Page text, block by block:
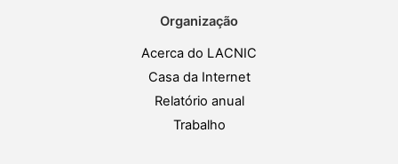
Organização
Acerca do LACNIC
Casa da Internet
Relatório anual
Trabalho